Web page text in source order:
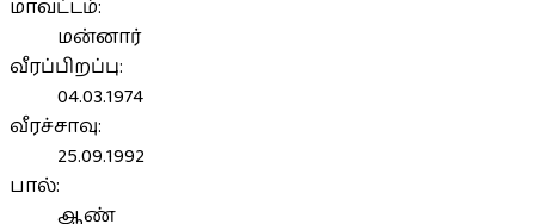
மாவட்டம்:
மன்னார்
வீரப்பிறப்பு:
04.03.1974
வீரச்சாவு:
25.09.1992
பால்:
ஆண்